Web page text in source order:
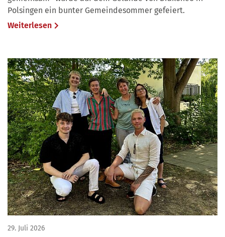
Polsingen ein bunter Gemeindesommer gefeiert.
Weiterlesen
29. Juli 2026